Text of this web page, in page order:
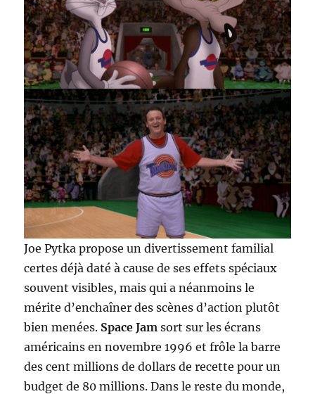
Joe Pytka propose un divertissement familial
certes déjà daté à cause de ses effets spéciaux
souvent visibles, mais qui a néanmoins le
mérite d’enchaîner des scènes d’action plutôt
bien menées. Space Jam sort sur les écrans
américains en novembre 1996 et frôle la barre
des cent millions de dollars de recette pour un
budget de 80 millions. Dans le reste du monde,